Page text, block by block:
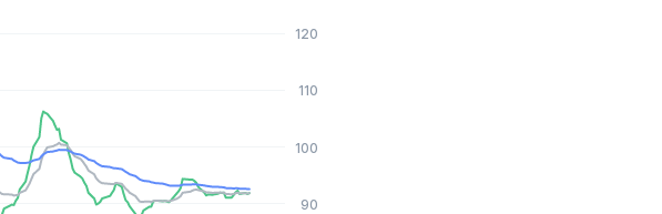
06 15:00:00 to 2026-08-04 15:00:00.
116.63.
90
100
110
120